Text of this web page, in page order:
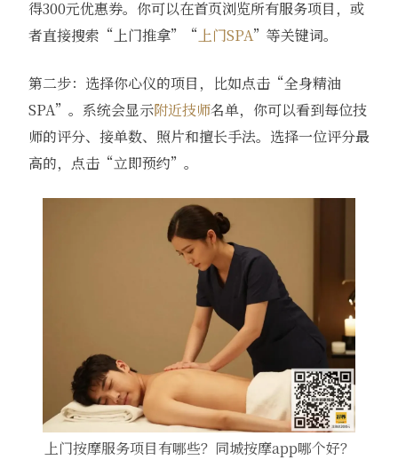
得300元优惠券。你可以在首页浏览所有服务项目，或
者直接搜索“上门推拿”“ 上门SPA”等关键词。
第二步：选择你心仪的项目，比如点击“全身精油
SPA”。系统会显示附近技师名单，你可以看到每位技
师的评分、接单数、照片和擅长手法。选择一位评分最
高的，点击“立即预约”。
上门按摩服务项目有哪些？同城按摩app哪个好？